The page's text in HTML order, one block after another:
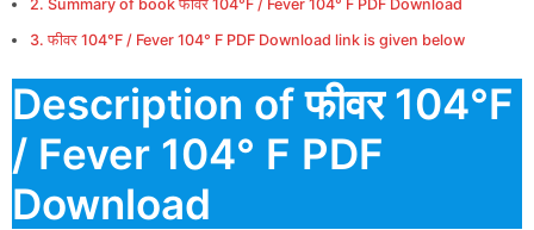
Summary of book फीवर 104°F / Fever 104° F PDF Download
फीवर 104°F / Fever 104° F PDF Download link is given below
Description of फीवर 104°F
/ Fever 104° F PDF
Download